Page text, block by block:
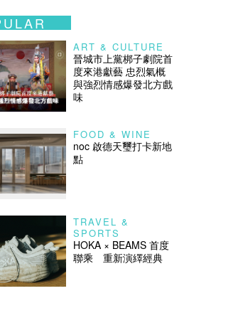
ART & CULTURE
晉城市上黨梆子劇院首
度來港獻藝 忠烈氣概
與強烈情感爆發北方戲
味
FOOD & WINE
noc 啟德天璽打卡新地
點
TRAVEL &
SPORTS
HOKA × BEAMS 首度
聯乘 重新演繹經典